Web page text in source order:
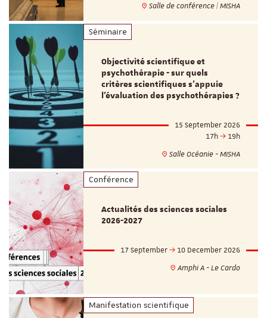
Salle de conférence | MISHA
Séminaire
Objectivité scientifique et
psychothérapie - sur quels
critères scientifiques s'appuie
l'évaluation des psychothérapies ?
15 September 2026
17h
19h
Salle Océanie - MISHA
Conférence
Actualités des sciences sociales
2026-2027
17 September
10 December 2026
Amphi A - Le Cardo
Manifestation scientifique